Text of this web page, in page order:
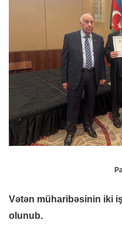
Vətən müharibəsinin iki
olunub.